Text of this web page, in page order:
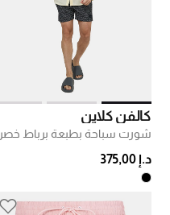
كالفن كلاين
شورت سباحة بطبعة برباط خصر
د.إ 375,00